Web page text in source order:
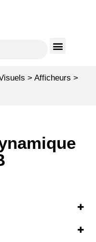
> Afficheurs >